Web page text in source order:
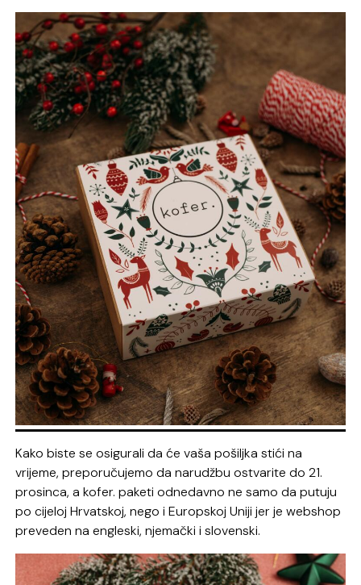
Kako biste se osigurali da će vaša pošiljka stići na
vrijeme, preporučujemo da narudžbu ostvarite do 21.
prosinca, a kofer. paketi odnedavno ne samo da putuju
po cijeloj Hrvatskoj, nego i Europskoj Uniji jer je webshop
preveden na engleski, njemački i slovenski.